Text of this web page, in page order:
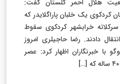
هلال احمر گلستان گفت:
کردکوی یک خلبان پاراگلایدر که
سرکلاته خرابشهر کردکوی سقوط
دادند. رضا حاجیلری امروز
گفت‌وگو با خبرنگاران اظهار کرد: عصر